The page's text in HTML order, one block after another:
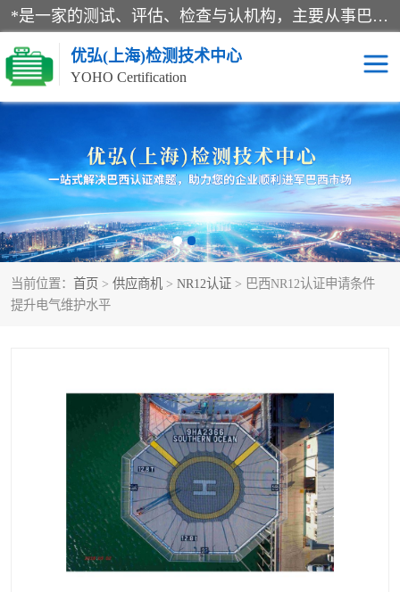
*是一家的测试、评估、检查与认机构，主要从事巴西NR10认证、NR12认证、NR13认证；ANATEL认证、INMTRO认证，欧盟CE认证：MD认证，PED认证，MID认证，ATEX认证，德国蓝色天使认证。
优弘(上海)检测技术中心
YOHO Certification
当前位置： 首页 > 供应商机 > NR12认证 > 巴西NR12认证申请条件
提升电气维护水平
RECYCLASS认证 NR10认证
NR12认证 NR13认证
ART认证 巴西NR认证
巴西认证 RETIE认证